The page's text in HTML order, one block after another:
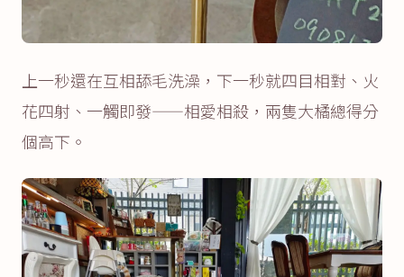
上一秒還在互相舔毛洗澡，下一秒就四目相對、火
花四射、一觸即發——相愛相殺，兩隻大橘總得分
個高下。